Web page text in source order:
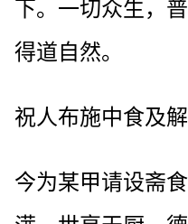
下。一切众生，
得道自然。
祝人布施中食及
今为某甲请设斋